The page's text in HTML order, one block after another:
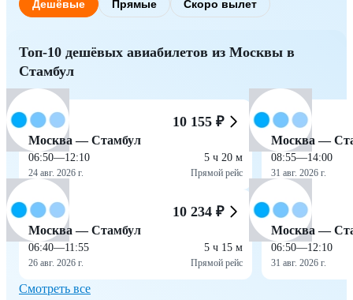
Дешёвые Прямые Скоро вылет
Топ-10 дешёвых авиабилетов из Москвы в
Стамбул
10 155 ₽
Москва — Стамбул
06:50—12:10
24 авг. 2026 г.
5 ч 20 м
Прямой рейс
10 234 ₽
Москва — Стамбул
06:40—11:55
26 авг. 2026 г.
5 ч 15 м
Прямой рейс
Москва —
08:55—14:00
31 авг. 2026 г.
Москва —
06:50—12:10
31 авг. 2026 г.
Смотреть все